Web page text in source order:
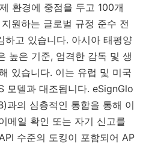
환경에 중점을 두고 100개
원하는 글로벌 규정 준수 전
하고 있습니다. 아시아 태평양
높은 기준, 엄격한 감독 및 생
있습니다. 이는 유럽 및 미국
모델과 대조됩니다. eSignGlo
과의 심층적인 통합을 통해 이
메일 확인 또는 자기 신고를
수준의 도킹이 포함되어 AP